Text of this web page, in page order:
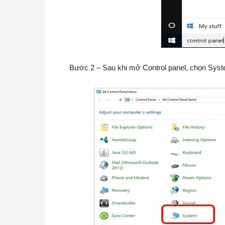
Bước 2 – Sau khi mở Control panel, chọn